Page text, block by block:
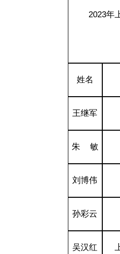
2023年
姓名
王继军
朱 敏
刘博伟
孙彩云
吴汉红